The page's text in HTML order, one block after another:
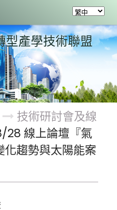
型產學技術聯盟
果 會員服務 關於聯盟
技術研討會及線
線上論壇『氣
化趨勢與太陽能案